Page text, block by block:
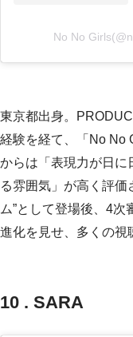
No No
東京都出身。
経験を経て、「No No
からは「表現力が日に
る雰囲気」が高く評価
ム”として登場後、4次
進化を見せ、多くの視
10 . SARA